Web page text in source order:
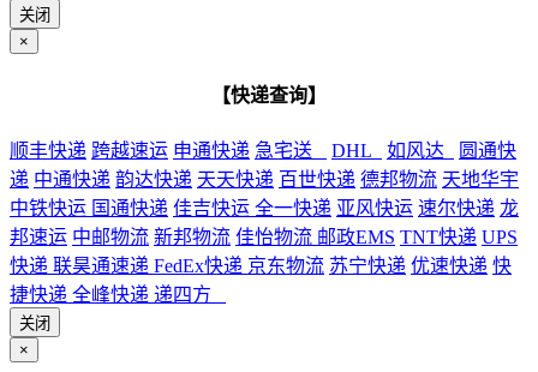
关闭
×
【快递查询】
顺丰快递 跨越速运 申通快递 急宅送 DHL 如风达
圆通快
递 中通快递 韵达快递 天天快递 百世快递 德邦物流 天地华宇
中铁快运 国通快递 佳吉快运 全一快递 亚风快运 速尔快递 龙
邦速运 中邮物流 新邦物流 佳怡物流 邮政EMS TNT快递 UPS
快递 联昊通速递 FedEx快递 京东物流 苏宁快递 优速快递 快
捷快递 全峰快递 递四方
关闭
×